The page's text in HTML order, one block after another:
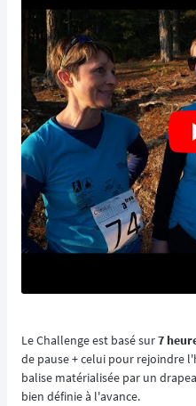
Le Challenge est basé sur7
de pause + celui pour rejoindre
balise matérialisée par un
bien définie à l'avance.